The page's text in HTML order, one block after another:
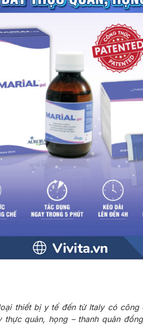
thiết bị y tế đến từ Italy có
thực quản, họng – thanh quản